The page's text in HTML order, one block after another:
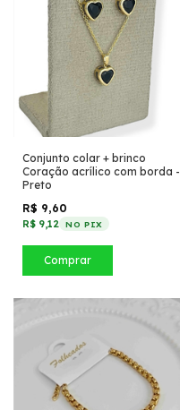
Conjunto colar + brinco
Coração acrílico com borda -
Preto
R$ 9,60
R$ 9,12 NO PIX
Comprar